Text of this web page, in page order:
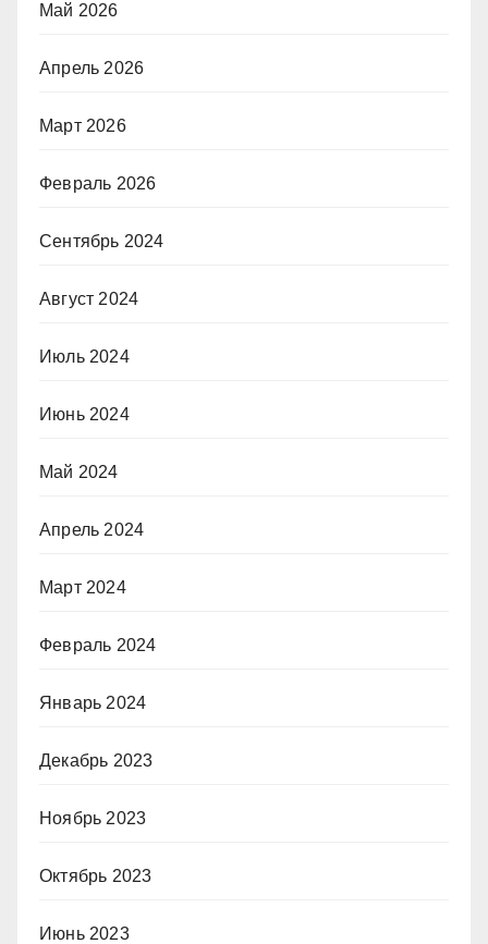
Май 2026
Апрель 2026
Март 2026
Февраль 2026
Сентябрь 2024
Август 2024
Июль 2024
Июнь 2024
Май 2024
Апрель 2024
Март 2024
Февраль 2024
Январь 2024
Декабрь 2023
Ноябрь 2023
Октябрь 2023
Июнь 2023